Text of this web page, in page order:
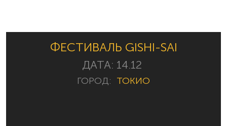
ФЕСТИВАЛЬ GISHI-SAI
ДАТА: 14.12
ГОРОД: ТОКИО